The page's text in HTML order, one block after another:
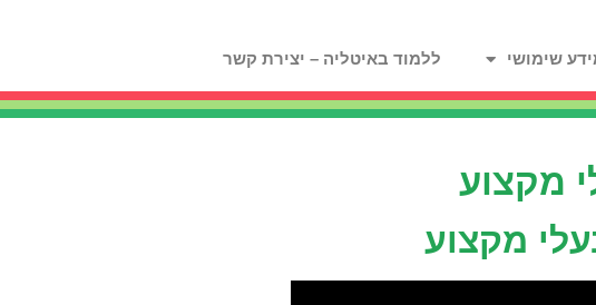
שימושי ללמוד באיטליה – יצירת קשר
מקצוע
מקצוע